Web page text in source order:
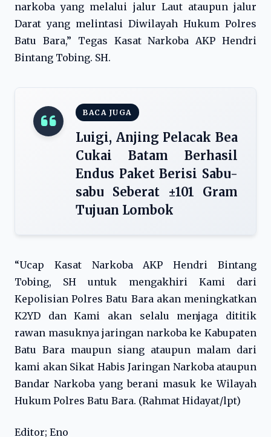
narkoba yang melalui jalur Laut ataupun jalur
Darat yang melintasi Diwilayah Hukum Polres
Batu Bara,” Tegas Kasat Narkoba AKP Hendri
Bintang Tobing. SH.
BACA JUGA
Luigi, Anjing Pelacak Bea
Cukai Batam Berhasil
Endus Paket Berisi Sabu-
sabu Seberat ±101 Gram
Tujuan Lombok
“Ucap Kasat Narkoba AKP Hendri Bintang
Tobing, SH untuk mengakhiri Kami dari
Kepolisian Polres Batu Bara akan meningkatkan
K2YD dan Kami akan selalu menjaga dititik
rawan masuknya jaringan narkoba ke Kabupaten
Batu Bara maupun siang ataupun malam dari
kami akan Sikat Habis Jaringan Narkoba ataupun
Bandar Narkoba yang berani masuk ke Wilayah
Hukum Polres Batu Bara. (Rahmat Hidayat/lpt)
Editor; Eno